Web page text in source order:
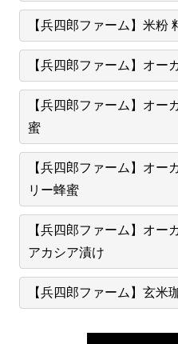
【兵四郎ファーム】米粉
【兵四郎ファーム】オー
【兵四郎ファーム】オー
蜜
【兵四郎ファーム】オー
リー蜂蜜
【兵四郎ファーム】オー
アカシア漬け
【兵四郎ファーム】玄